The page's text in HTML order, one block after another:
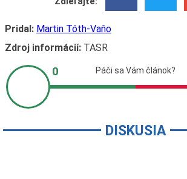
Pridal: Martin Tóth-Vaňo
Zdroj informácií:TASR
DISKUSIA